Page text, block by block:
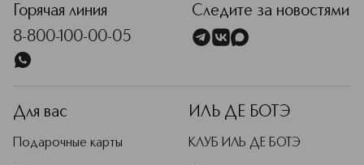
Горячая линия
8-800-100-00-05
Следите за новостями
Для вас
Подарочные карты
ИЛЬ ДЕ БОТЭ
КЛУБ ИЛЬ ДЕ БОТЭ